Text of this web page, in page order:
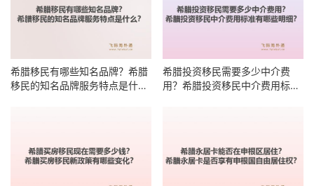
希腊移民有哪些知名品牌？希腊
移民的知名品牌服务特点是什
希腊投资移民需要多少中介费
用？希腊投资移民中介费用标准